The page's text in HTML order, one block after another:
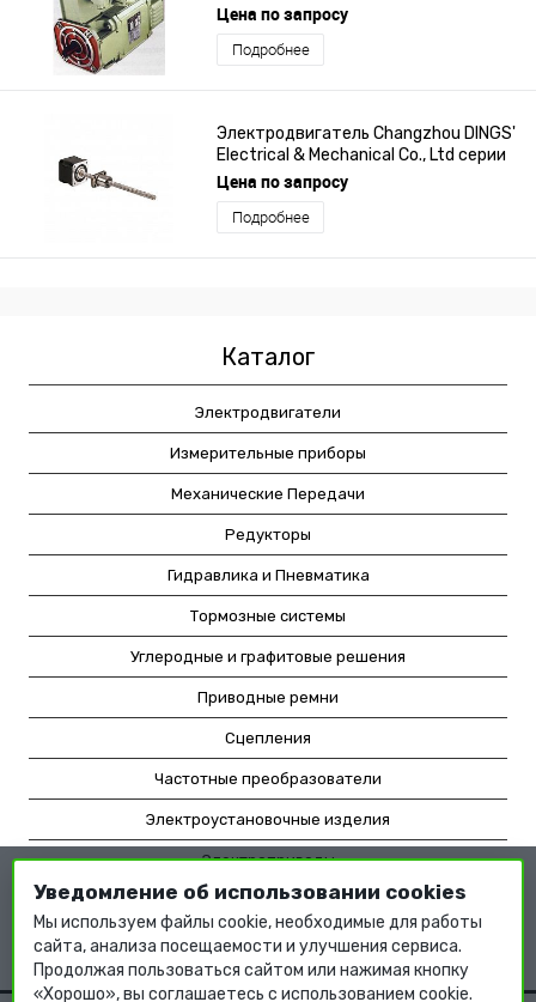
Цена по запросу
Подробнее
Электродвигатель Changzhou DINGS'
Electrical & Mechanical Co., Ltd серии
17E2xxx
Цена по запросу
Подробнее
Каталог
Электродвигатели
Измерительные приборы
Механические Передачи
Редукторы
Гидравлика и Пневматика
Тормозные системы
Углеродные и графитовые решения
Приводные ремни
Сцепления
Частотные преобразователи
Электроустановочные изделия
Электроприводы
Насосное оборудование
Мотор-редукторы
Уведомление об использовании cookies
Мы используем файлы cookie, необходимые для работы
сайта, анализа посещаемости и улучшения сервиса.
Продолжая пользоваться сайтом или нажимая кнопку
«Хорошо», вы соглашаетесь с использованием cookie.